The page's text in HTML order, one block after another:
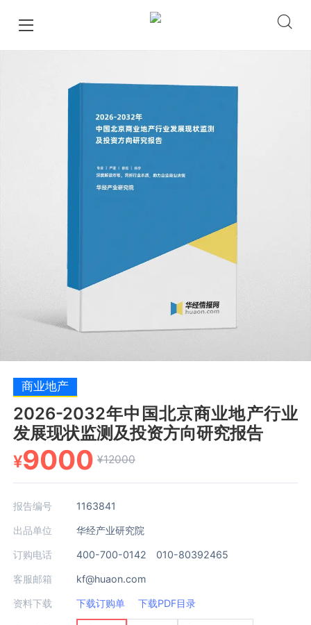
商业地产
2026-2032年中国北京商业地产行业
发展现状监测及投资方向研究报告
¥9000 ¥12000
报告编号 1163841
出品单位 华经产业研究院
订购电话 400-700-0142 010-80392465
客服邮箱 kf@huaon.com
资料下载 下载订购单 下载PDF目录